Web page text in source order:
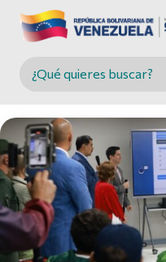
Buscar en MINCYT